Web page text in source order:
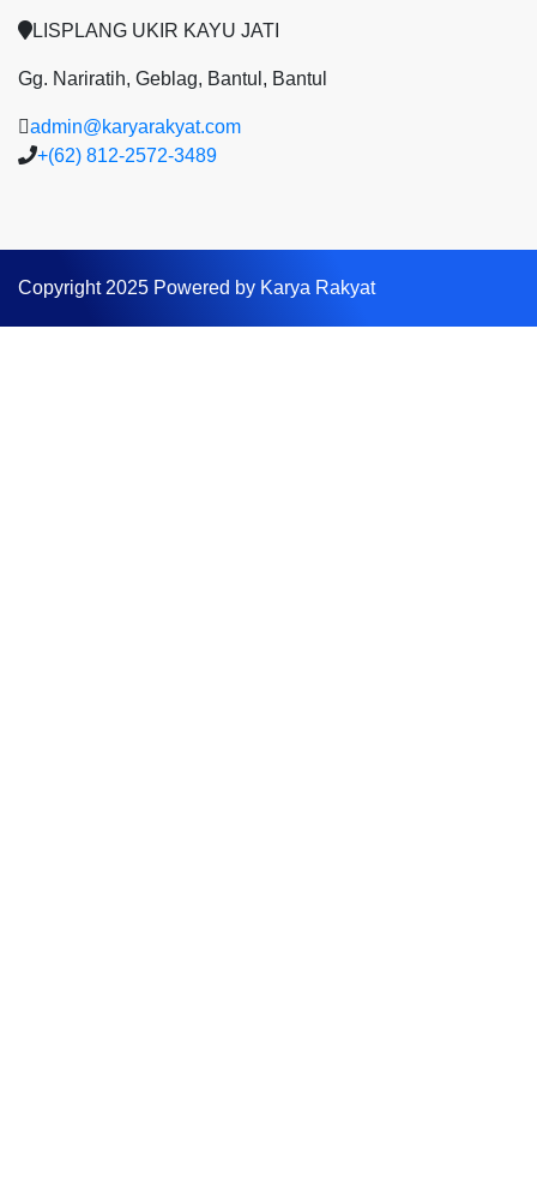
LISPLANG UKIR KAYU JATI
Gg. Nariratih, Geblag, Bantul, Bantul
admin@karyarakyat.com
+(62) 812-2572-3489
Copyright 2025 Powered by Karya Rakyat